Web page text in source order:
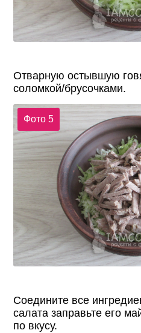
Отварную остывшую
соломкой/брусочками.
Фото 5
Соедините все
салата заправьте его
по вкусу.